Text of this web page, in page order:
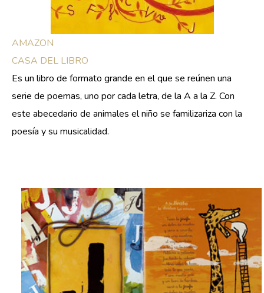
AMAZON
CASA DEL LIBRO
Es un libro de formato grande en el que se reúnen una
serie de poemas, uno por cada letra, de la A a la Z. Con
este abecedario de animales el niño se familizariza con la
poesía y su musicalidad.